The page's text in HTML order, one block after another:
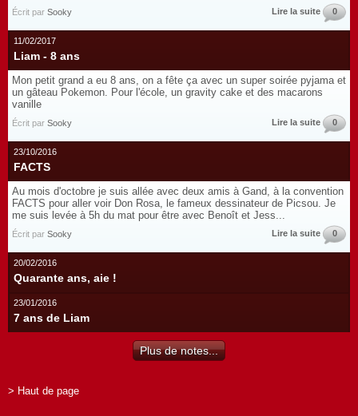
Écrit par Sooky Lire la suite 0
11/02/2017
Liam - 8 ans
Mon petit grand a eu 8 ans, on a fête ça avec un super soirée pyjama et
un gâteau Pokemon. Pour l'école, un gravity cake et des macarons
vanille
Écrit par Sooky Lire la suite 0
23/10/2016
FACTS
Au mois d'octobre je suis allée avec deux amis à Gand, à la convention
FACTS pour aller voir Don Rosa, le fameux dessinateur de Picsou. Je
me suis levée à 5h du mat pour être avec Benoît et Jess...
Écrit par Sooky Lire la suite 0
20/02/2016
Quarante ans, aie !
23/01/2016
7 ans de Liam
Plus de notes...
> Haut de page